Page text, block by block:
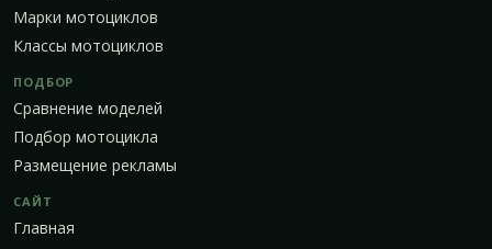
Марки мотоциклов
Классы мотоциклов
ПОДБОР
Сравнение моделей
Подбор мотоцикла
Размещение рекламы
САЙТ
Главная